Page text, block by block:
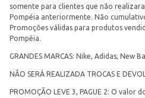
somente para clientes que não
Pompéia anteriormente. Não
Promoções válidas para produtos
Pompéia.
GRANDES MARCAS: Nike, Adidas, New
NÃO SERÁ REALIZADA TROCAS E
PROMOÇÃO LEVE 3, PAGUE 2: O